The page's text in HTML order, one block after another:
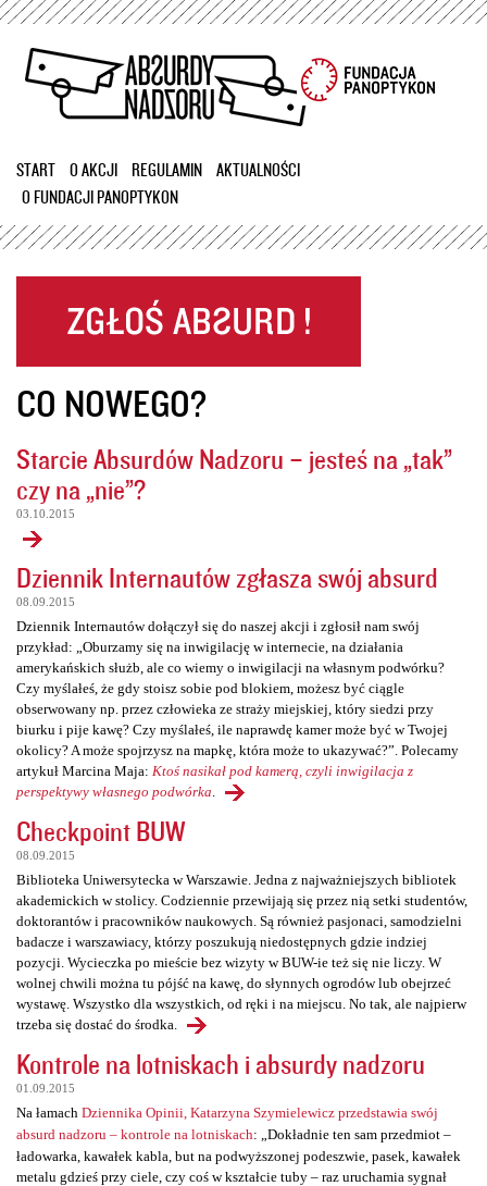
Przejdź
treści
START O AKCJI REGULAMIN
AKTUALNOŚCI
O FUNDACJI PANOPTYKON
CO NOWEGO?
Starcie Absurdów Nadzoru – jesteś na „tak”
czy na „nie”?
03.10.2015
Dziennik Internautów zgłasza swój absurd
08.09.2015
Dziennik Internautów dołączył się do naszej akcji i zgłosił nam swój
przykład: „Oburzamy się na inwigilację w internecie, na działania
amerykańskich służb, ale co wiemy o inwigilacji na własnym podwórku?
Czy myślałeś, że gdy stoisz sobie pod blokiem, możesz być ciągle
obserwowany np. przez człowieka ze straży miejskiej, który siedzi przy
biurku i pije kawę? Czy myślałeś, ile naprawdę kamer może być w Twojej
okolicy? A może spojrzysz na mapkę, która może to ukazywać?”. Polecamy
artykuł Marcina Maja: Ktoś nasikał pod kamerą, czyli inwigilacja z
perspektywy własnego podwórka
Checkpoint BUW
08.09.2015
Biblioteka Uniwersytecka w Warszawie. Jedna z najważniejszych bibliotek
akademickich w stolicy. Codziennie przewijają się przez nią setki studentów,
doktorantów i pracowników naukowych. Są również pasjonaci, samodzielni
badacze i warszawiacy, którzy poszukują niedostępnych gdzie indziej
pozycji. Wycieczka po mieście bez wizyty w BUW-ie też się nie liczy. W
wolnej chwili można tu pójść na kawę, do słynnych ogrodów lub obejrzeć
wystawę. Wszystko dla wszystkich, od ręki i na miejscu. No tak, ale najpierw
trzeba się dostać do środka.
Kontrole na lotniskach i absurdy nadzoru
01.09.2015
Na łamach Dziennika Opinii, Katarzyna Szymielewicz przedstawia swój
absurd nadzoru – kontrole na lotniskach: „Dokładnie ten sam przedmiot –
ładowarka, kawałek kabla, but na podwyższonej podeszwie, pasek, kawałek
metalu gdzieś przy ciele, czy coś w kształcie tuby – raz uruchamia sygnał